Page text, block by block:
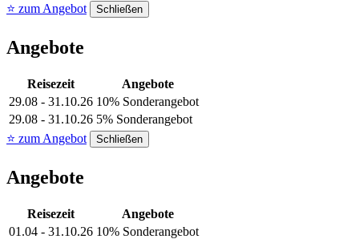
⭐ zum Angebot
Schließen
Angebote
Reisezeit
Angebote
29.08 - 31.10.26 10% Sonderangebot
29.08 - 31.10.26 5% Sonderangebot
⭐ zum Angebot
Schließen
Angebote
Reisezeit
Angebote
01.04 - 31.10.26 10% Sonderangebot